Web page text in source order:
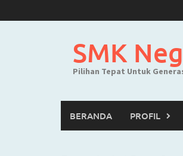
to
SMK
Pilihan Tepat Untuk
BERANDA PROFIL